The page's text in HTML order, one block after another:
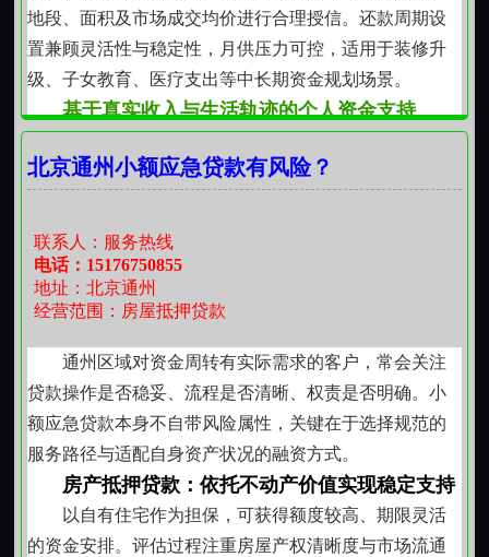
专业建议下组合运用，实现资源较优配置。
所有服务均以合规为底线，以真实交易为基础，以
可持续履约为导向。流程透明、沟通及时、反馈清晰，
是贯穿各环节的基本准则。资金支持的本质，是协助个
体与家庭在发展进程中保持稳健节奏不制造负担，不放
大风险，只提供恰如其分的助力。
地段、面积及市场成交均价进行合理授信。还款周期设
置兼顾灵活性与稳定性，月供压力可控，适用于装修升
级、子女教育、医疗支出等中长期资金规划场景。
基于真实收入与生活轨迹的个人资金支持
录或经营流水支撑的申请人，亦可评估其综合偿债能力
稳定性、负债比例及日常消费合理性，不依赖单一证明
材料，重在还原个体经济活动全貌。此类方案适合小微
经营者、自由职业者及阶段性收入波动但整体信用良好
的人群。
民间借贷关系中的规范协作模式
作为自然人之间的资金融通形式，借贷双方在平等
自愿基础上签署书面协议，明确金额、期限、利率及还
款方式。所有条款符合现行法律规定，利息约定在合法
区间内执行，杜绝隐性费用与模糊表述。过程注重契约
精神，强调信息对称与责任共担，保障出借方资金安全
的同时，也尊重借款方合理预期。
北京通州小额应急贷款有风险？
联系人：服务热线
电话：15176750855
地址：北京通州
经营范围：房屋抵押贷款
通州区域对资金周转有实际需求的客户，常会关注
贷款操作是否稳妥、流程是否清晰、权责是否明确。小
额应急贷款本身不自带风险属性，关键在于选择规范的
服务路径与适配自身资产状况的融资方式。
房产抵押贷款：依托不动产价值实现稳定支持
以自有住宅作为担保，可获得额度较高、期限灵活
的资金安排。评估过程注重房屋产权清晰度与市场流通